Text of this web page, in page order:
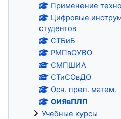
Применение
Цифровые
студентов
СТБиБ
РМПвОУВО
СМПШИА
СТиСОвДО
Осн. преп. матем.
ОИЯвПЛП
Учебные курсы